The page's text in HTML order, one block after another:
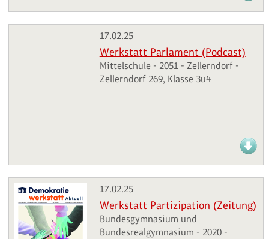
17.02.25
Werkstatt Parlament (Podcast)
Mittelschule - 2051 - Zellerndorf -
Zellerndorf 269, Klasse 3u4
17.02.25
Werkstatt Partizipation (Zeitung)
Bundesgymnasium und
Bundesrealgymnasium - 2020 -